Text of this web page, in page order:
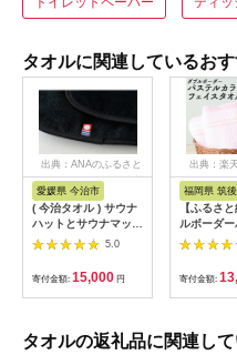
タオルに関連しているお
出典：ANAのふるさと
納税
愛媛県 今治市
( 今治タオル ) サウナ
ハットとサウナマット
のセット ブラック
【IB07050BK】
5.0
寄付金額: 15,000 円
出典：楽
福岡県 筑
【ふるさ
ルボーダー
ラーフェイ
色 6枚セッ
各2枚 約
ピンク/イ
ネ タオル
料無料
寄付金額:
タオルの返礼品に関連し